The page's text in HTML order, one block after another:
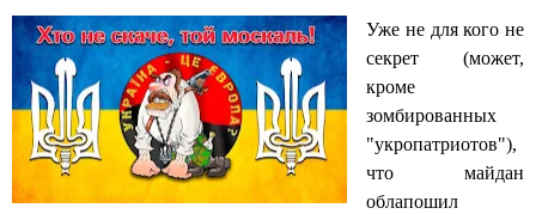
Уже не для кого не
секрет (может,
кроме
зомбированных
"укропатриотов"),
что майдан
облапошил